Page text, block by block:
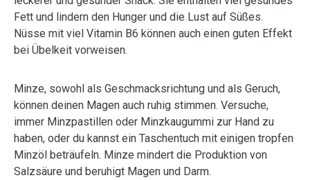
Fett und lindern den Hunger und die Lust auf Süßes.
Nüsse mit viel Vitamin B6 können auch einen guten Effekt
bei Übelkeit vorweisen.
Minze, sowohl als Geschmacksrichtung und als Geruch,
können deinen Magen auch ruhig stimmen. Versuche,
immer Minzpastillen oder Minzkaugummi zur Hand zu
haben, oder du kannst ein Taschentuch mit einigen tropfen
Minzöl beträufeln. Minze mindert die Produktion von
Salzsäure und beruhigt Magen und Darm.